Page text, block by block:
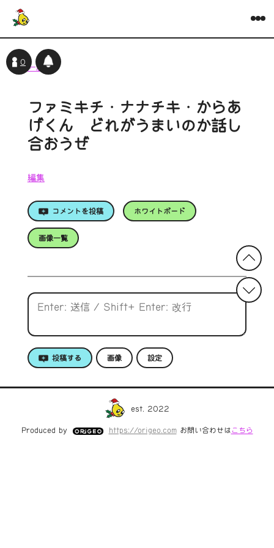
←戻る
ファミキチ・ナナチキ・からあ
げくん どれがうまいのか話し
合おうぜ
編集
0
コメントを投稿 ホワイトボード
画像一覧
投稿する 画像 設定
est. 2022
Produced by https://origeo.comお問い合わせは こちら